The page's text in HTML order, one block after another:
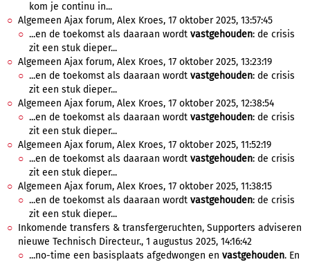
kom je continu in...
Algemeen Ajax forum, Alex Kroes, 17 oktober 2025, 13:57:45
...en de toekomst als daaraan wordt vastgehouden: de crisis
zit een stuk dieper...
Algemeen Ajax forum, Alex Kroes, 17 oktober 2025, 13:23:19
...en de toekomst als daaraan wordt vastgehouden: de crisis
zit een stuk dieper...
Algemeen Ajax forum, Alex Kroes, 17 oktober 2025, 12:38:54
...en de toekomst als daaraan wordt vastgehouden: de crisis
zit een stuk dieper...
Algemeen Ajax forum, Alex Kroes, 17 oktober 2025, 11:52:19
...en de toekomst als daaraan wordt vastgehouden: de crisis
zit een stuk dieper...
Algemeen Ajax forum, Alex Kroes, 17 oktober 2025, 11:38:15
...en de toekomst als daaraan wordt vastgehouden: de crisis
zit een stuk dieper...
Inkomende transfers & transfergeruchten, Supporters adviseren
nieuwe Technisch Directeur., 1 augustus 2025, 14:16:42
...no-time een basisplaats afgedwongen en vastgehouden. En